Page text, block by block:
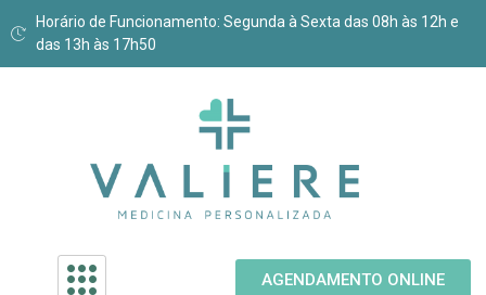
Horário de Funcionamento: Segunda à Sexta das 08h às 12h e
das 13h às 17h50
AGENDAMENTO ONLINE